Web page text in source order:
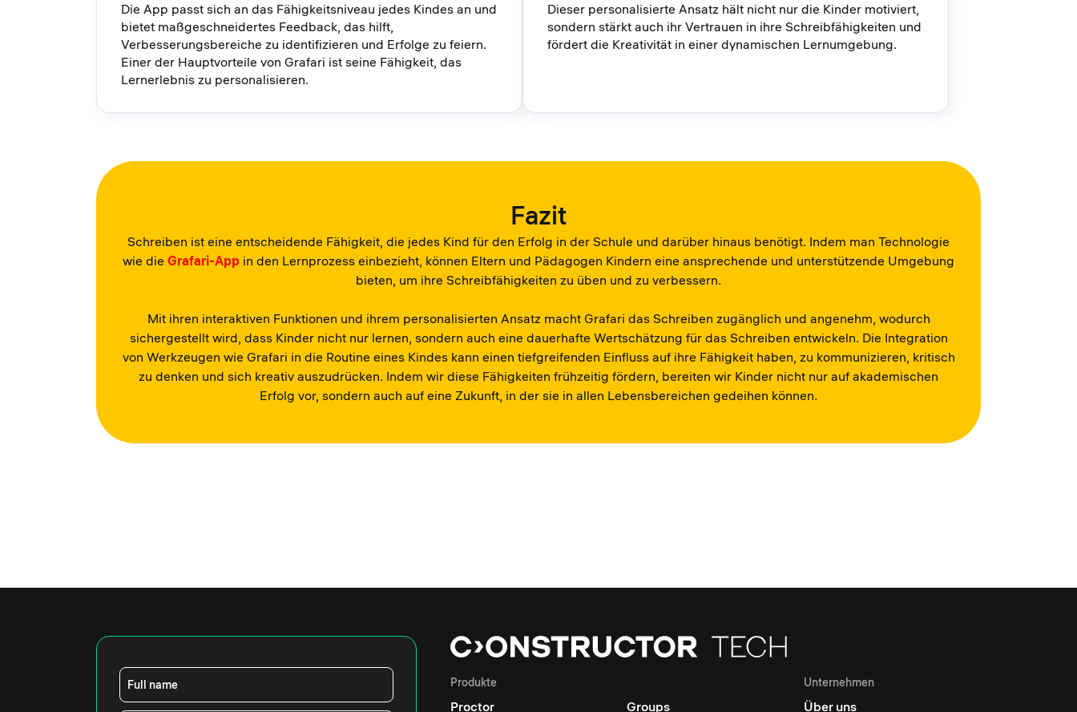
Die App passt sich an das Fähigkeitsniveau jedes Kindes an und
bietet maßgeschneidertes Feedback, das hilft,
Verbesserungsbereiche zu identifizieren und Erfolge zu feiern.
Einer der Hauptvorteile von Grafari ist seine Fähigkeit, das
Lernerlebnis zu personalisieren.
Dieser personalisierte Ansatz hält nicht nur die Kinder motiviert,
sondern stärkt auch ihr Vertrauen in ihre Schreibfähigkeiten und
fördert die Kreativität in einer dynamischen Lernumgebung.
Fazit
Schreiben ist eine entscheidende Fähigkeit, die jedes Kind für den Erfolg in der Schule und darüber hinaus benötigt. Indem man Technologie
wie die Grafari-App in den Lernprozess einbezieht, können Eltern und Pädagogen Kindern eine ansprechende und unterstützende Umgebung
bieten, um ihre Schreibfähigkeiten zu üben und zu verbessern.
Mit ihren interaktiven Funktionen und ihrem personalisierten Ansatz macht Grafari das Schreiben zugänglich und angenehm, wodurch
sichergestellt wird, dass Kinder nicht nur lernen, sondern auch eine dauerhafte Wertschätzung für das Schreiben entwickeln. Die Integration
von Werkzeugen wie Grafari in die Routine eines Kindes kann einen tiefgreifenden Einfluss auf ihre Fähigkeit haben, zu kommunizieren, kritisch
zu denken und sich kreativ auszudrücken. Indem wir diese Fähigkeiten frühzeitig fördern, bereiten wir Kinder nicht nur auf akademischen
Erfolg vor, sondern auch auf eine Zukunft, in der sie in allen Lebensbereichen gedeihen können.
Full name Produkte
Proctor Groups
Unternehmen
Über uns